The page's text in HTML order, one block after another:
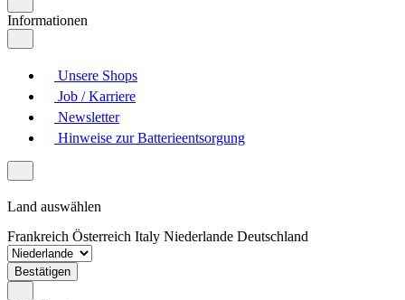
Informationen
Unsere Shops
Job / Karriere
Newsletter
Hinweise zur Batterieentsorgung
Land auswählen
Frankreich Österreich Italy Niederlande Deutschland
Bestätigen